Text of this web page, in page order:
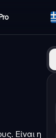
Είναι η